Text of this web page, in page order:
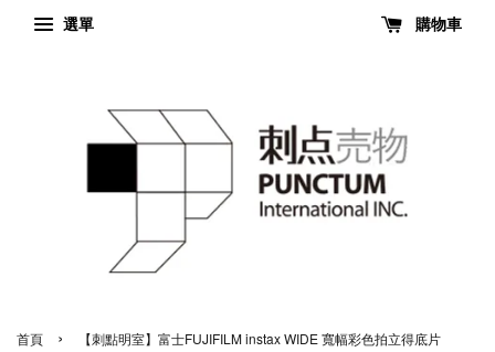
選單 購物車
首頁 › 【刺點明室】富士FUJIFILM instax WIDE 寬幅彩色拍立得底片